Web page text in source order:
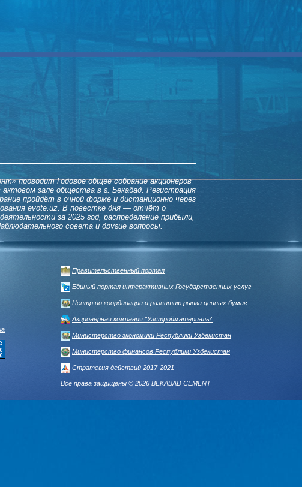
проводит Годовое общее собрание акционеров
актовом зале общества в г. Бекабад. Регистрация
пройдёт в очной форме и дистанционно через
evote.uz. В повестке дня — отчёт о
за 2025 год, распределение прибыли,
совета и другие вопросы.
Правительственный портал
Единый портал интерактивных Государственных услуг
Центр по координации и развитию рынка ценных бумаг
Акционерная компания "Узстройматериалы"
Министерство экономики Республики Узбекистан
Министерство финансов Республики Узбекистан
Стратегия действий 2017-2021
Все права защищены © 2026 BEKABAD CEMENT